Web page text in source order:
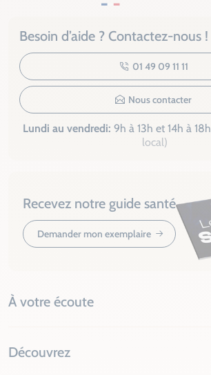
Besoin d’aide ? Contactez-nous !
01 49 09 11 11
Nous contacter
Lundi au vendredi: 9h à 13h et 14h à 18h
local)
Recevez notre guide santé
Demander mon exemplaire
À votre écoute
Découvrez